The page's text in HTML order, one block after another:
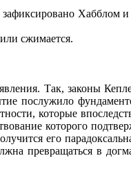
Хабблом
сжимается.
Так, законы
послужило
которые
которого
его
превращаться в